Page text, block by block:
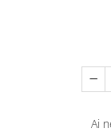
îmbrăcăminte
Ai